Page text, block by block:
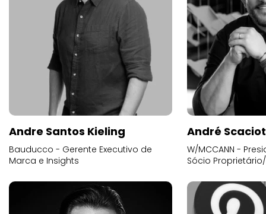
Andre Santos Kieling
Bauducco - Gerente Executivo de
Marca e Insights
André
W/MCCANN -
Sócio